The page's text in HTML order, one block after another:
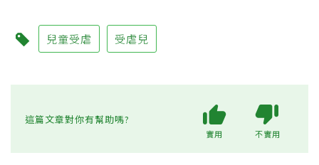
兒童受虐 受虐兒
這篇文章對你有幫助嗎?
實用 不實用